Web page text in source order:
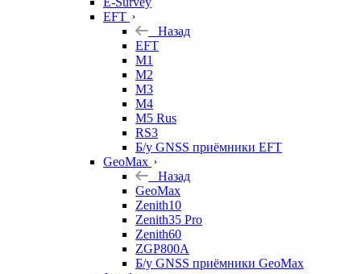
EFT
Назад
EFT
M1
M2
M3
M4
M5 Rus
RS3
Б/у GNSS приёмники EFT
GeoMax
Назад
GeoMax
Zenith10
Zenith35 Pro
Zenith60
ZGP800A
Б/у GNSS приёмники GeoMax